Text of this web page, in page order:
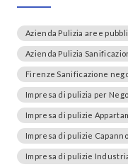
Azienda Pulizia aree
Azienda Pulizia
Firenze Sanificazione
Impresa di pulizia per
Impresa di pulizie
Impresa di pulizie
Impresa di pulizie